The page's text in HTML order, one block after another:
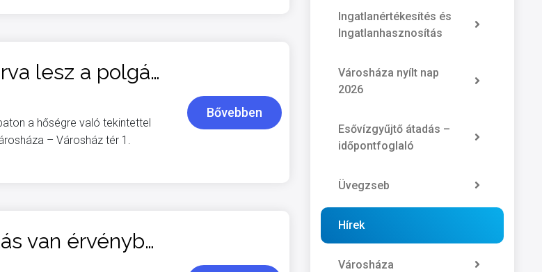
Augusztus 8-án, szombaton zárva lesz a polgármesteri hivatal
a hőségre való tekintettel
– Városház tér 1.
Bővebben
Szombattól II. fokú hőségriszatás van érvényben
Ingatlanértékesítés és
Ingatlanhasznosítás
Városháza nyílt nap
2026
Esővízgyűjtő átadás –
időpontfoglaló
Üvegzseb
Hírek
Városháza